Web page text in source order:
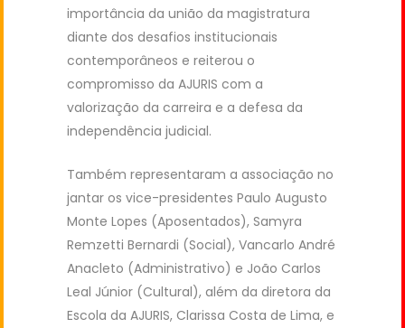
importância da união da magistratura
diante dos desafios institucionais
contemporâneos e reiterou o
compromisso da AJURIS com a
valorização da carreira e a defesa da
independência judicial.
Também representaram a associação no
jantar os vice-presidentes Paulo Augusto
Monte Lopes (Aposentados), Samyra
Remzetti Bernardi (Social), Vancarlo André
Anacleto (Administrativo) e João Carlos
Leal Júnior (Cultural), além da diretora da
Escola da AJURIS, Clarissa Costa de Lima, e